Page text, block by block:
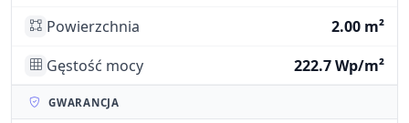
Powierzchnia
2.00 m²
Gęstość mocy
222.7 Wp/m²
GWARANCJA